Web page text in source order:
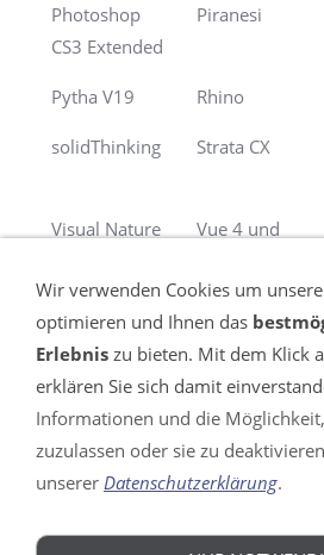
Photoshop
CS3 Extended
Piranesi
Pytha V19 Rhino
solidThinking Strata CX
Visual Nature
Vue 4 und
VERTRAG
Impressum
Wir verwenden Cookies um
optimieren und Ihnen das
Erlebnis zu bieten. Mit dem Klick
erklären Sie sich damit
Informationen und die
zuzulassen oder sie zu
unserer Datenschutzerklärung.